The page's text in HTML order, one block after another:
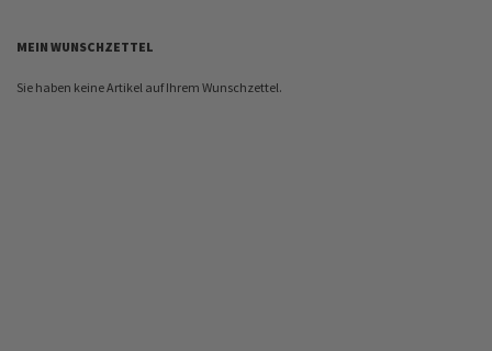
MEIN WUNSCHZETTEL
Sie haben keine Artikel auf Ihrem Wunschzettel.